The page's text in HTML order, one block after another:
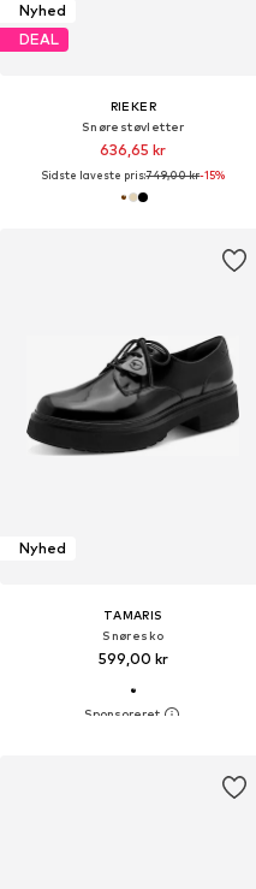
Nyhed
DEAL
RIEKER
Snørestøvletter
636,65 kr
Sidste laveste pris:749,00 kr-15%
Nyhed
TAMARIS
Snøresko
599,00 kr